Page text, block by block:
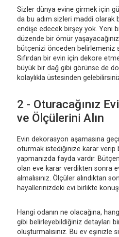
Sizler dünya evine girmek için
da bu adım sizleri maddi olarak
endişe edecek birşey yok. Yeni
düzende bir ömür
bütçenizi önceden belirlemeniz
Sıfırdan bir evin için dekore
büyük bir dağ gibi görünse de
kolaylıkla üstesinden
2 - Oturacağınız
ve Ölçülerini Alın
Evin dekorasyon aşamasına
oturmak istediğinize karar verip
yapmanızda fayda vardır.
olan eve karar verdikten sonra
almalısınız. Ölçüler alındıktan
hayallerinizdeki evi birlikte
Hangi odanın ne olacağına,
gibi belirleyebildiğiniz detayları
oluşturmalısınız. Bu ev eşinizle